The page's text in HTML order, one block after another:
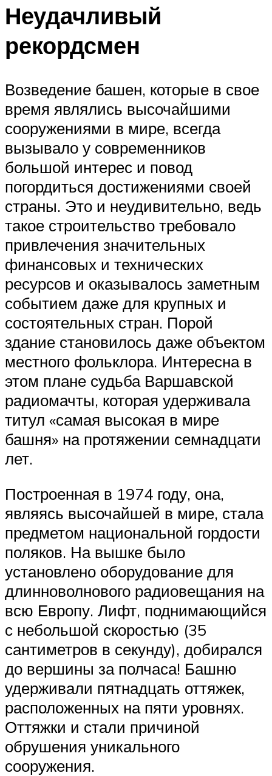
Неудачливый
рекордсмен
Возведение башен, которые в свое
время являлись высочайшими
сооружениями в мире, всегда
вызывало у современников
большой интерес и повод
погордиться достижениями своей
страны. Это и неудивительно, ведь
такое строительство требовало
привлечения значительных
финансовых и технических
ресурсов и оказывалось заметным
событием даже для крупных и
состоятельных стран. Порой
здание становилось даже объектом
местного фольклора. Интересна в
этом плане судьба Варшавской
радиомачты, которая удерживала
титул «самая высокая в мире
башня» на протяжении семнадцати
лет.
Построенная в 1974 году, она,
являясь высочайшей в мире, стала
предметом национальной гордости
поляков. На вышке было
установлено оборудование для
длинноволнового радиовещания на
всю Европу. Лифт, поднимающийся
с небольшой скоростью (35
сантиметров в секунду), добирался
до вершины за полчаса! Башню
удерживали пятнадцать оттяжек,
расположенных на пяти уровнях.
Оттяжки и стали причиной
обрушения уникального
сооружения.